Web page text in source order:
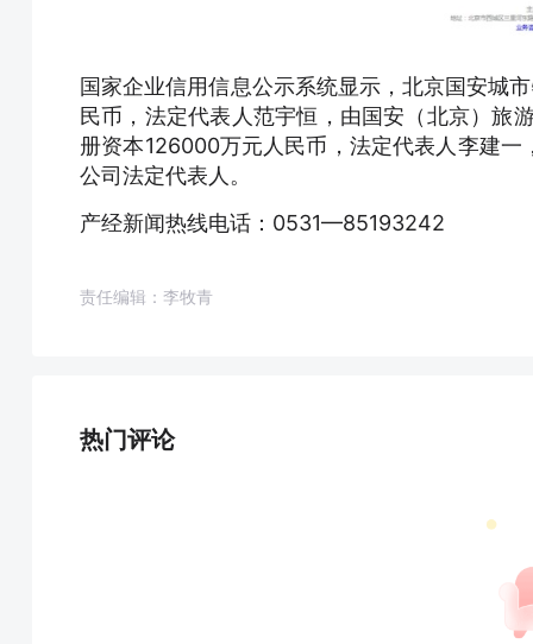
国家企业信用信息公示系统显示，北京国安城
民币，法定代表人范宇恒，由国安（北京）旅
册资本126000万元人民币，法定代表人李建
公司法定代表人。
产经新闻热线电话：0531—85193242
责任编辑：李牧青
热门评论